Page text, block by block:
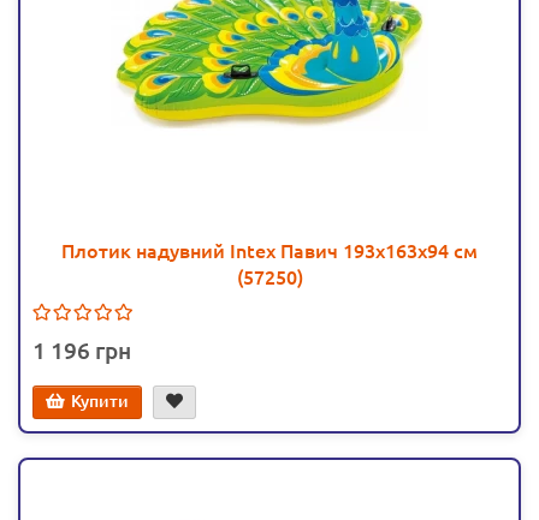
Плотик надувний Intex Павич 193х163х94 см
(57250)
1 196
Купити